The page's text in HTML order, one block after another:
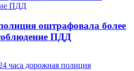
оштрафовала более
ПДД
часа дорожная полиция